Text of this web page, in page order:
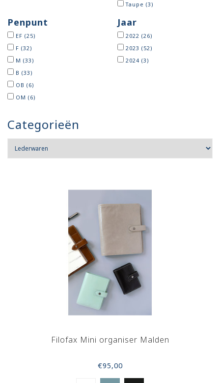
Taupe (3)
Penpunt
EF (25)
F (32)
M (33)
B (33)
OB (6)
OM (6)
Jaar
2022 (26)
2023 (52)
2024 (3)
Categorieën
Filofax Mini organiser Malden
€95,00